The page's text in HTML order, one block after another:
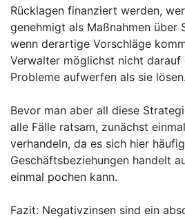
Rücklagen finanziert werden,
genehmigt als Maßnahmen über
wenn derartige Vorschläge
Verwalter möglichst nicht darauf
Probleme aufwerfen als sie lösen.
Bevor man aber all diese
alle Fälle ratsam, zunächst
verhandeln, da es sich hier
Geschäftsbeziehungen handelt
einmal pochen kann.
Fazit: Negativzinsen sind ein